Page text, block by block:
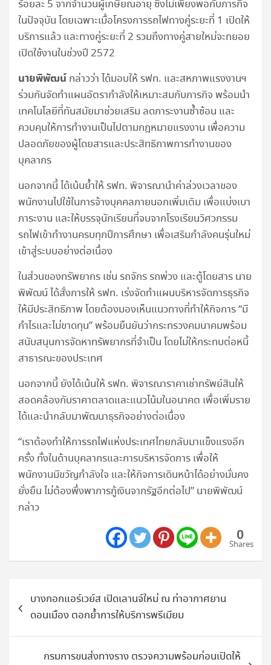
ร้อยละ 5 จากจำนวนผู้เกษียณอายุ ซึ่งไม่เพียงพอกับภารกิจ
ในปัจจุบัน โดยเฉพาะเมื่อโครงการรถไฟทางคู่ระยะที่ 1 เปิดให้
บริการแล้ว และทางคู่ระยะที่ 2 รวมถึงทางคู่สายใหม่จะทยอย
เปิดใช้งานในช่วงปี 2572
นายพิพัฒน์ กล่าวว่า ได้มอบให้ รฟท. และสหภาพแรงงานฯ
ร่วมกันจัดทำแผนอัตรากำลังให้เหมาะสมกับภารกิจ พร้อมนำ
เทคโนโลยีที่ทันสมัยมาช่วยเสริม ลดภาระงานซ้ำซ้อน และ
ควบคุมให้การทำงานเป็นไปตามกฎหมายแรงงาน เพื่อความ
ปลอดภัยของผู้โดยสารและประสิทธิภาพการทำงานของ
บุคลากร
นอกจากนี้ ได้เน้นย้ำให้ รฟท. พิจารณานำค่าล่วงเวลาของ
พนักงานไปใช้ในการจ้างบุคคลภายนอกเพิ่มเติม เพื่อแบ่งเบา
ภาระงาน และให้บรรจุนักเรียนที่จบจากโรงเรียนวิศวกรรม
รถไฟเข้าทำงานครบทุกปีการศึกษา เพื่อเสริมกำลังคนรุ่นใหม่
เข้าสู่ระบบอย่างต่อเนื่อง
ในส่วนของทรัพยากร เช่น รถจักร รถพ่วง และตู้โดยสาร นาย
พิพัฒน์ ได้สั่งการให้ รฟท. เร่งจัดทำแผนบริหารจัดการธุรกิจ
ให้มีประสิทธิภาพ โดยต้องมองเห็นแนวทางที่ทำให้กิจการ “มี
กำไรและไม่ขาดทุน” พร้อมยืนยันว่ากระทรวงคมนาคมพร้อม
สนับสนุนการจัดหาทรัพยากรที่จำเป็น โดยไม่ให้กระทบต่อหนี้
สาธารณะของประเทศ
นอกจากนี้ ยังได้เน้นให้ รฟท. พิจารณาราคาเช่าทรัพย์สินให้
สอดคล้องกับราคาตลาดและแนวโน้มในอนาคต เพื่อเพิ่มราย
ได้และนำกลับมาพัฒนาธุรกิจอย่างต่อเนื่อง
“เราต้องทำให้การรถไฟแห่งประเทศไทยกลับมาแข็งแรงอีก
ครั้ง ทั้งในด้านบุคลากรและการบริหารจัดการ เพื่อให้
พนักงานมีขวัญกำลังใจ และให้กิจการเดินหน้าได้อย่างมั่นคง
ยั่งยืน ไม่ต้องพึ่งพาการกู้เงินจากรัฐอีกต่อไป” นายพิพัฒน์
กล่าว
0
Shares
เรื่องบางกอกแอร์เวย์ส เปิดเลานจ์ใหม่ ณ ท่าอากาศยาน
ดอนเมือง ตอกย้ำการให้บริการพรีเมียม
กรมการขนส่งทางราง ตรวจความพร้อมก่อนเปิดให้